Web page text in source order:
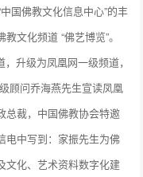
国佛教文化信息中心”的丰
文化频道 “佛艺博览”。
，升级为凤凰网一级频道，
顾问乔海燕先生宣读凤凰
总裁，中国佛教协会特邀
电中写到：家振先生为佛
文化、艺术资料数字化建